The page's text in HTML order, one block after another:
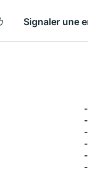
Signaler une
-
-
-
-
-
-